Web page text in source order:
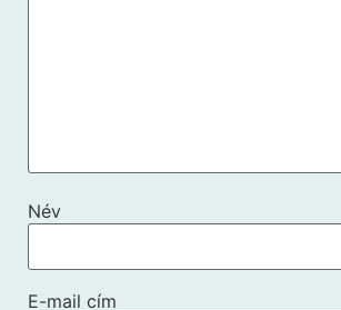
Név
E-mail cím